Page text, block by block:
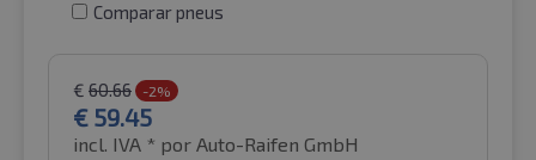
Comparar pneus
€ 60.66 -2%
€ 59.45
incl. IVA * por Auto-Raifen GmbH